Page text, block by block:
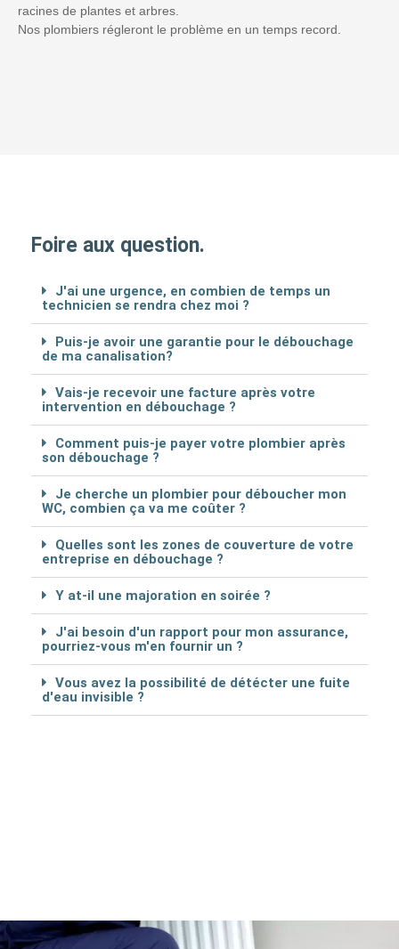
racines de plantes et arbres.
Nos plombiers régleront le problème en un temps record.
Foire aux question.
J'ai une urgence, en combien de temps un
technicien se rendra chez moi ?
Puis-je avoir une garantie pour le débouchage
de ma canalisation?
Vais-je recevoir une facture après votre
intervention en débouchage ?
Comment puis-je payer votre plombier après
son débouchage ?
Je cherche un plombier pour déboucher mon
WC, combien ça va me coûter ?
Quelles sont les zones de couverture de votre
entreprise en débouchage ?
Y at-il une majoration en soirée ?
J'ai besoin d'un rapport pour mon assurance,
pourriez-vous m'en fournir un ?
Vous avez la possibilité de détécter une fuite
d'eau invisible ?